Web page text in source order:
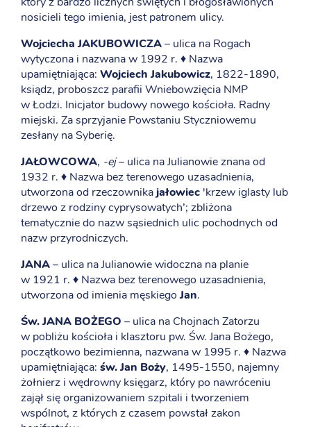
nosicieli tego imienia, jest patronem ulicy.
Wojciecha JAKUBOWICZA– ulica na Rogach
wytyczona i nazwana w 1992 r. ♦ Nazwa
upamiętniająca: Wojciech Jakubowicz, 1822-1890,
ksiądz, proboszcz parafii Wniebowzięcia NMP
w Łodzi. Inicjator budowy nowego kościoła. Radny
miejski. Za sprzyjanie Powstaniu Styczniowemu
zesłany na Syberię.
JAŁOWCOWA, -ej– ulica na Julianowie znana od
1932 r. ♦ Nazwa bez terenowego uzasadnienia,
utworzona od rzeczownikajałowiec 'krzew iglasty lub
drzewo z rodziny cyprysowatych’; zbliżona
tematycznie do nazw sąsiednich ulic pochodnych od
nazw przyrodniczych.
JANA– ulica na Julianowie widoczna na planie
w 1921 r. ♦ Nazwa bez terenowego uzasadnienia,
utworzona od imienia męskiegoJan.
Św. JANA BOŻEGO – ulica na Chojnach Zatorzu
w pobliżu kościoła i klasztoru pw. Św. Jana Bożego,
początkowo bezimienna, nazwana w 1995 r. ♦ Nazwa
upamiętniająca: św. Jan Boży, 1495-1550, najemny
żołnierz i wędrowny księgarz, który po nawróceniu
zajął się organizowaniem szpitali i tworzeniem
wspólnot, z których z czasem powstał zakon